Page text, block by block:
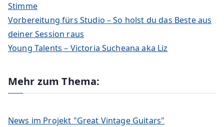
Stimme
Vorbereitung fürs Studio – So holst du das Beste aus
deiner Session raus
Young Talents – Victoria Sucheana aka Liz
Mehr zum Thema:
News im Projekt "Great Vintage Guitars"